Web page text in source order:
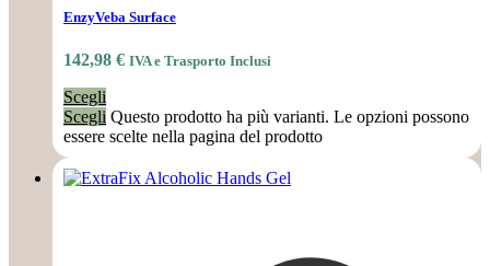
EnzyVeba Surface
142,98 € IVA e Trasporto Inclusi
Scegli
Scegli Questo prodotto ha più varianti. Le opzioni possono
essere scelte nella pagina del prodotto